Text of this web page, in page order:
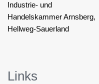
Industrie- und
Handelskammer Arnsberg,
Hellweg-Sauerland
Links